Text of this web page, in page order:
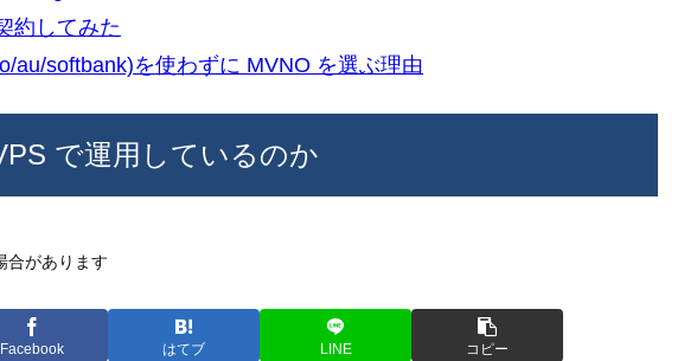
約してみた
au/softbank)を使わずに MVNO を選ぶ理由
で運用しているのか
合があります
Facebook はてブ LINE コピー